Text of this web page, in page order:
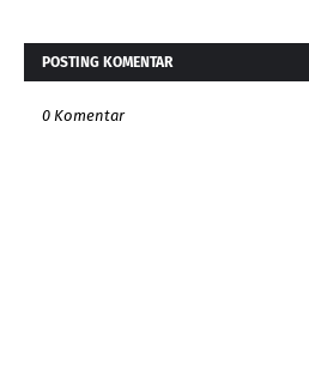
POSTING KOMENTAR
0 Komentar